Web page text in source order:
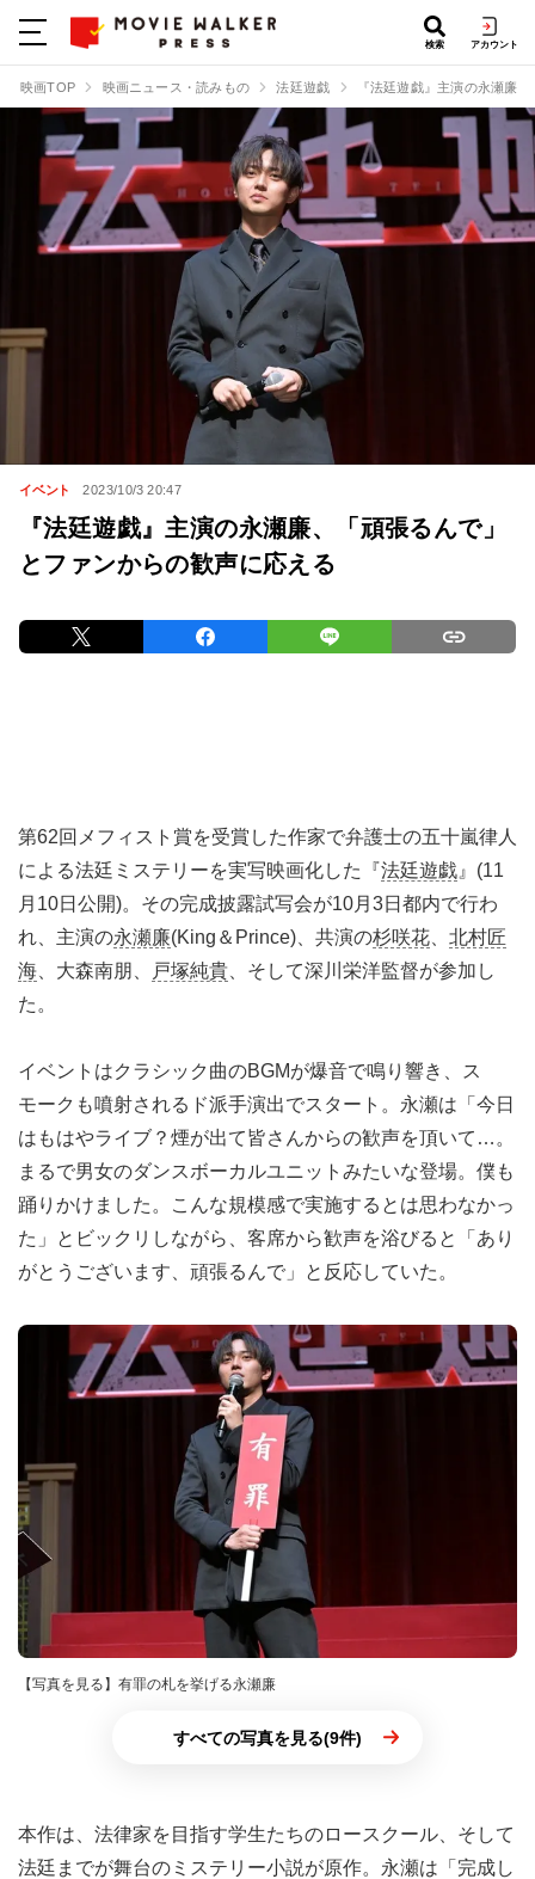
検索 アカウント
映画TOP 映画ニュース・読みもの 法廷遊戯 『法廷遊戯』主演の永瀬廉
イベント 2023/10/3 20:47
『法廷遊戯』主演の永瀬廉、「頑張るんで」
とファンからの歓声に応える
第62回メフィスト賞を受賞した作家で弁護士の五十嵐律人
による法廷ミステリーを実写映画化した『法廷遊戯 』(11
月10日公開)。その完成披露試写会が10月3日都内で行わ
れ、主演の永瀬廉(King＆Prince)、共演の杉咲花
北村匠
海 、大森南朋、 戸塚純貴 、そして深川栄洋監督が参加し
た。
イベントはクラシック曲のBGMが爆音で鳴り響き、ス
モークも噴射されるド派手演出でスタート。永瀬は「今日
はもはやライブ？煙が出て皆さんからの歓声を頂いて…。
まるで男女のダンスボーカルユニットみたいな登場。僕も
踊りかけました。こんな規模感で実施するとは思わなかっ
た」とビックリしながら、客席から歓声を浴びると「あり
がとうございます、頑張るんで」と反応していた。
【写真を見る】有罪の札を挙げる永瀬廉
すべての写真を見る(9件)
本作は、法律家を目指す学生たちのロースクール、そして
法廷までが舞台のミステリー小説が原作。永瀬は「完成し